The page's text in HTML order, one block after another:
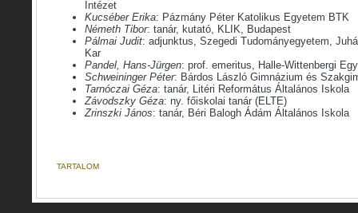
Intézet
Kucséber Erika: Pázmány Péter Katolikus Egyetem BTK
Németh Tibor: tanár, kutató, KLIK, Budapest
Pálmai Judit: adjunktus, Szegedi Tudományegyetem,
Kar
Pandel, Hans-Jürgen: prof. emeritus, Halle-Wittenbergi
Schweininger Péter: Bárdos László Gimnázium és
Tarnóczai Géza: tanár, Litéri Református Általános Iskola
Závodszky Géza: ny. főiskolai tanár (ELTE)
Zrinszki János: tanár, Béri Balogh Ádám Általános Iskola
TARTALOM